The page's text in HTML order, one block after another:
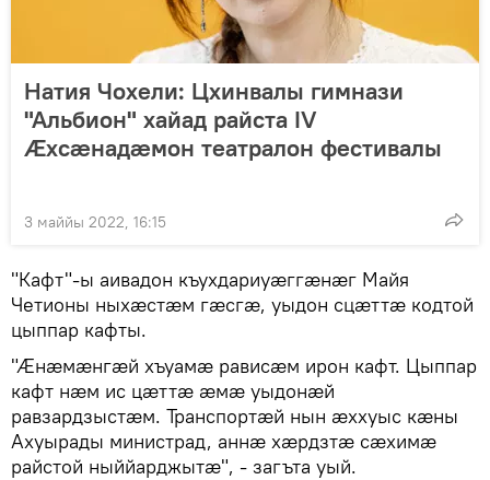
Натия Чохели: Цхинвалы гимнази
"Альбион" хайад райста IV
Ӕхсӕнадӕмон театралон фестивалы
3 маййы 2022, 16:15
"Кафт"-ы аивадон къухдариуӕггӕнӕг Майя
Четионы ныхӕстӕм гӕсгӕ, уыдон сцӕттӕ кодтой
цыппар кафты.
"Ӕнӕмӕнгӕй хъуамӕ рависӕм ирон кафт. Цыппар
кафт нӕм ис цӕттӕ ӕмӕ уыдонӕй
равзардзыстӕм. Транспортӕй нын ӕххуыс кӕны
Ахуырады министрад, аннӕ хӕрдзтӕ сӕхимӕ
райстой ныййарджытӕ", - загъта уый.